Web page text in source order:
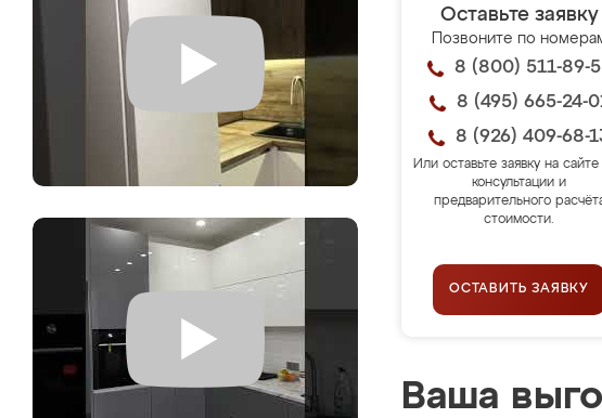
Оставьте заявку
Позвоните по
8 (800) 511-89-
8 (495) 665-24-
8 (926) 409-68-
Или оставьте заявку на сайте
консультации и
предварительного
стоимости.
ОСТАВИТЬ ЗАЯВКУ
Ваша